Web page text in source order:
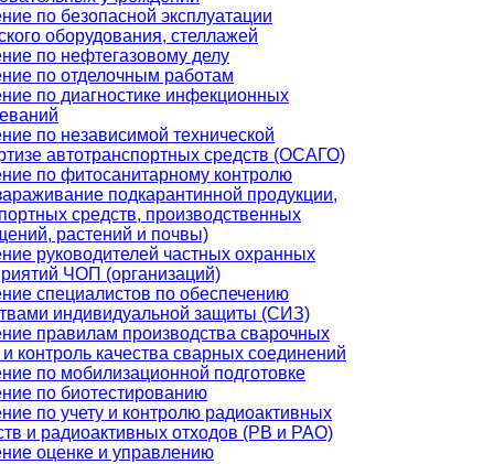
по безопасной эксплуатации
оборудования, стеллажей
по нефтегазовому делу
по отделочным работам
по диагностике инфекционных
по независимой технической
автотранспортных средств (ОСАГО)
по фитосанитарному контролю
подкарантинной продукции,
средств, производственных
растений и почвы)
руководителей частных охранных
ЧОП (организаций)
специалистов по обеспечению
индивидуальной защиты (СИЗ)
правилам производства сварочных
контроль качества сварных соединений
по мобилизационной подготовке
по биотестированию
по учету и контролю радиоактивных
и радиоактивных отходов (РВ и РАО)
оценке и управлению